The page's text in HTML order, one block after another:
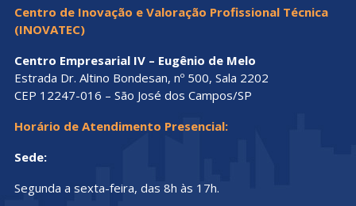
Centro de Inovação e Valoração Profissional Técnica
(INOVATEC)
Centro Empresarial IV – Eugênio de Melo
Estrada Dr. Altino Bondesan, nº 500, Sala 2202
CEP 12247-016 – São José dos Campos/SP
Horário de Atendimento Presencial:
Sede:
Segunda a sexta-feira, das 8h às 17h.